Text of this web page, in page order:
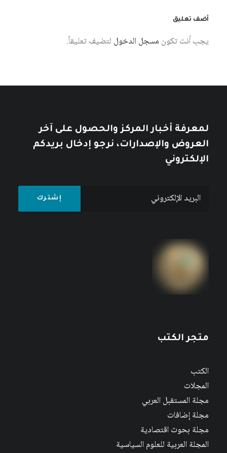
28 يوليو، 2026
كتبه عبد الحليم مهورباشة
أضف تعليق
يجب أنت تكون مسجل الدخول لتضيف تعليقاً.
لمعرفة أخبار المركز والحصول على آخر
العروض والإصدارات، نرجو إدخال بريدكم
الإلكتروني
متجر الكتب
الكتب
المجلات
مجلة المستقبل العربي
مجلة إضافات
مجلة بحوث اقتصادية
المجلة العربية للعلوم السياسية